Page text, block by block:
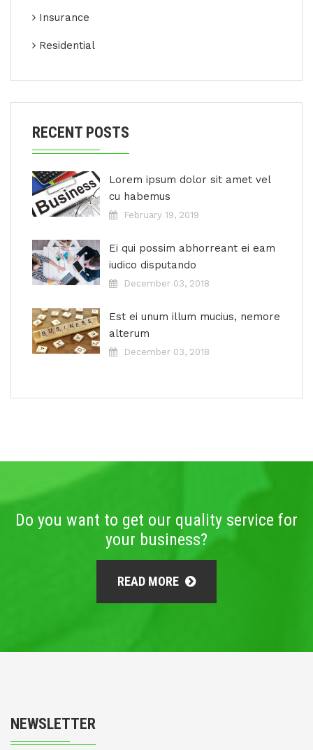
Insurance
Residential
RECENT POSTS
Lorem ipsum dolor sit amet vel
cu habemus
February 19, 2019
Ei qui possim abhorreant ei eam
iudico disputando
December 03, 2018
Est ei unum illum mucius, nemore
alterum
December 03, 2018
Do you want to get our quality service for
your business?
READ MORE
NEWSLETTER